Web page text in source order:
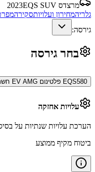
מרצדס EQS SUV
2023
גלריהמחירון ועלויותסקירה
גירסה:
בחר גירסה
EQS580 פלטינום EV AMG חשמלי 7 מושבים (דור 1)
עלויות אחזקה
הערכת עלויות שנתיות על בסיס 15,000 ק״מ
ביטוח מקיף ממוצע